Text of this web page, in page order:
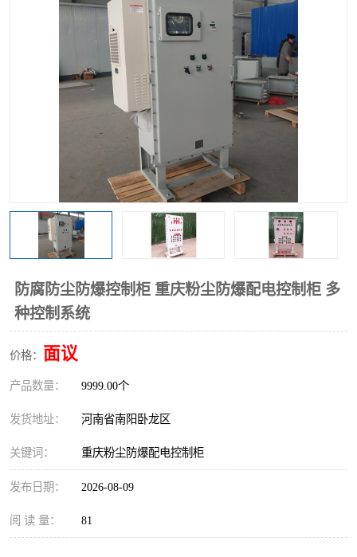
防腐防尘防爆控制柜 重庆粉尘防爆配电控制柜 多
种控制系统
价格： 面议
产品数量： 9999.00个
发货地址： 河南省南阳卧龙区
关键词： 重庆粉尘防爆配电控制柜
发布日期： 2026-08-09
阅 读 量： 81